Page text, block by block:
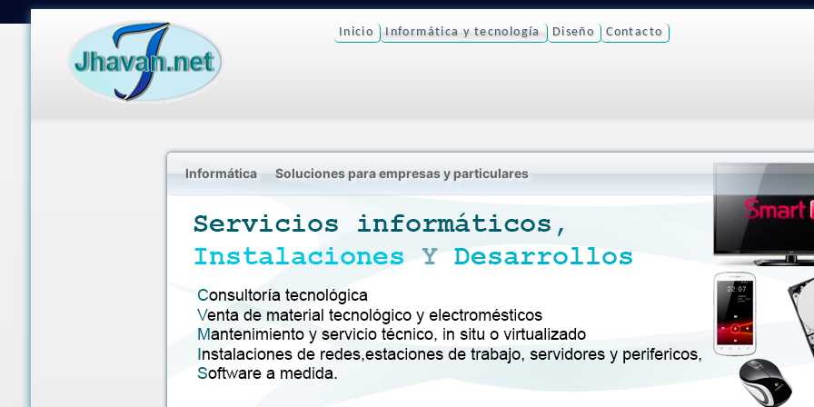
Inicio Informática y tecnología Diseño Contacto
Informática Soluciones para empresas y particulares